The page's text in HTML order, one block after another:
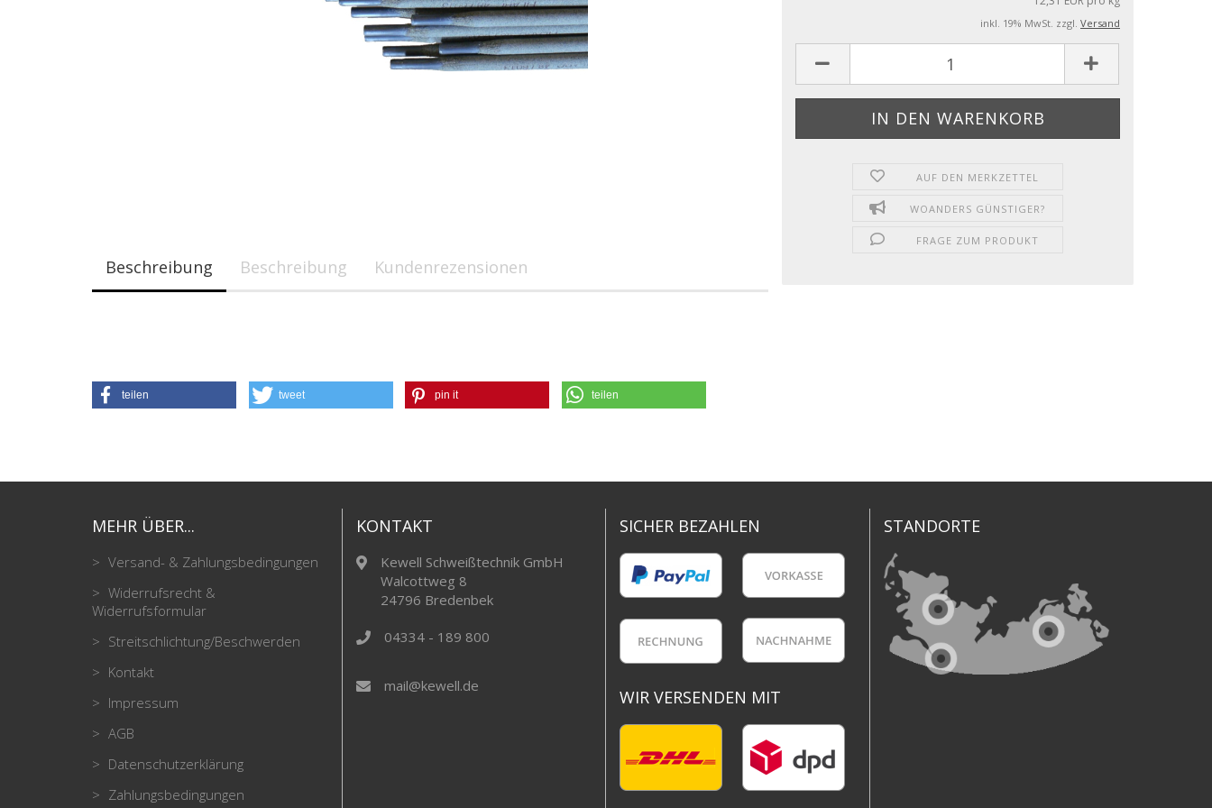
inkl. 19% MwSt. zzgl. Versand
AUF DEN MERKZETTEL
WOANDERS GÜNSTIGER?
FRAGE ZUM PRODUKT
Beschreibung Beschreibung Kundenrezensionen
teilen tweet pin it teilen
MEHR ÜBER...
Versand- & Zahlungsbedingungen
Widerrufsrecht &
Widerrufsformular
Streitschlichtung/Beschwerden
Kontakt
Impressum
AGB
Datenschutzerklärung
Zahlungsbedingungen
KONTAKT
Kewell Schweißtechnik GmbH
Walcottweg 8
24796 Bredenbek
04334 - 189 800
mail@kewell.de
SICHER BEZAHLEN
WIR VERSENDEN MIT
STANDORTE